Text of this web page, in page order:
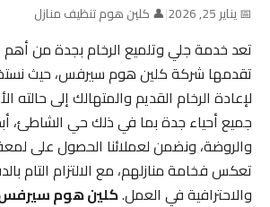
📅 يناير 25, 2026 |👤 كلين هوم تنظيف منازل
تعد خدمة جلي وتلميع الرخام بجدة من أهم
تقدمها شركة كلين هوم سيرفس، حيث نستخدم
لإعادة الرخام القديم والمتهالك إلى حالته
جميع أحياء جدة بما في ذلك حي الشاطئ، أبحر،
والروضة، ونضمن لعملائنا الحصول على لمعة
تعكس فخامة منازلهم، مع الالتزام التام
والاحترافية في العمل.كلين هوم سيرفس –